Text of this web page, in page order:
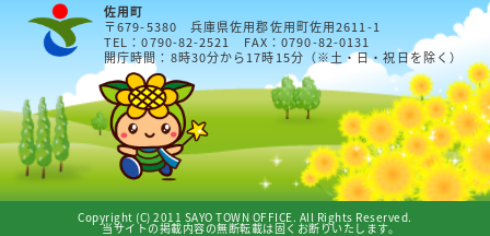
佐用町
〒679-5380 兵庫県佐用郡佐用町佐用2611-1
TEL：0790-82-2521 FAX：0790-82-0131
開庁時間：8時30分から17時15分（※土・日・祝日を除く）
Copyright (C) 2011 SAYO TOWN OFFICE. All Rights Reserved.
当サイトの掲載内容の無断転載は固くお断りいたします。